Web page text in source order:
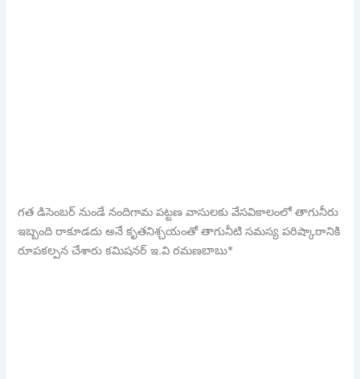
గత డిసెంబర్ నుండే నందిగామ పట్టణ వాసులకు వేసవికాలంలో తాగునీరు
ఇబ్బంది రాకూడదు అనే కృతనిశ్చయంతో తాగునీటి సమస్య పరిష్కారానికి
రూపకల్పన చేశారు కమిషనర్ ఇ.వి రమణబాబు*